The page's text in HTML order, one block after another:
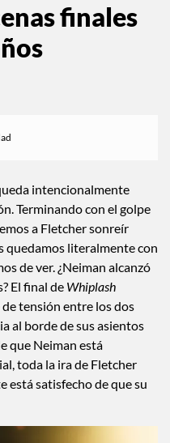
finales
intencionalmente
Terminando con el golpe
a Fletcher sonreír
quedamos literalmente con
de ver. ¿Neiman alcanzó
El final de Whiplash
tensión entre los dos
al borde de sus asientos
que Neiman está
toda la ira de Fletcher
está satisfecho de que su